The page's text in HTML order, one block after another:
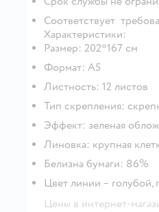
Соответствует
Характеристики:
Размер: 202*167 см
Формат: А5
Листность: 12 листов
Тип скрепления:
Эффект: зеленая
Линовка: крупная
Белизна бумаги: 86%
Цвет линии – голубой,
Цены в интернет-